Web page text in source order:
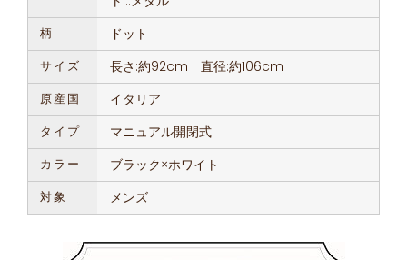
柄 ドット
サイズ 長さ:約92cm 直径:約106cm
原産国 イタリア
タイプ マニュアル開閉式
カラー ブラック×ホワイト
対象 メンズ